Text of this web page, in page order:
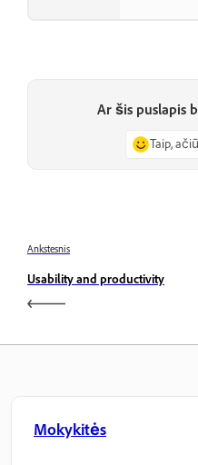
Ar šis puslapis
Taip, ačiū
Ankstesnis
Usability and productivity
Mokykitės